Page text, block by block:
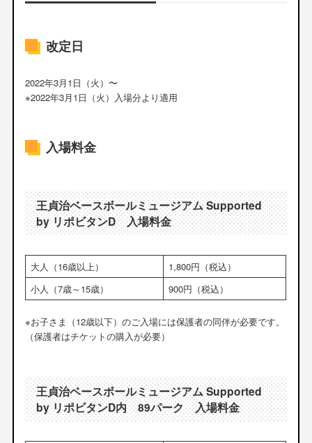
改定日
2022年3月1日（火）〜
※2022年3月1日（火）入場分より適用
入場料金
王貞治ベースボールミュージアム Supported
by リポビタンD 入場料金
大人（16歳以上）
1,800円（税込）
小人（7歳～15歳）
900円（税込）
※お子さま（12歳以下）のご入場には保護者の同伴が必要です。
（保護者はチケットの購入が必要）
王貞治ベースボールミュージアム Supported
by リポビタンD内 89パーク 入場料金